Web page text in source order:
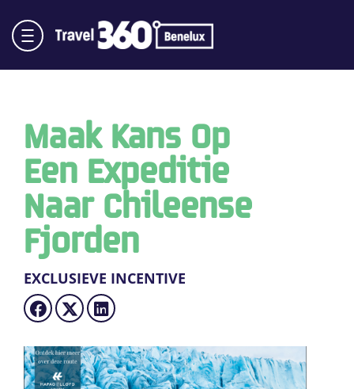
Maak Kans Op
Een Expeditie
Naar Chileense
Fjorden
EXCLUSIEVE INCENTIVE